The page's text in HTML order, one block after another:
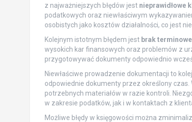
z najważniejszych błędów jest nieprawidłowe
podatkowych oraz niewłaściwym
osobistych jako kosztów działalności, co jest
Kolejnym istotnym błędem jest brak
wysokich kar finansowych oraz problemów z
przygotowywać dokumenty odpowiednio
Niewłaściwe prowadzenie dokumentacji to
odpowiednie dokumenty przez określony
potrzebnych materiałów w razie kontroli.
w zakresie podatków, jak i w kontaktach z
Możliwe błędy w księgowości można